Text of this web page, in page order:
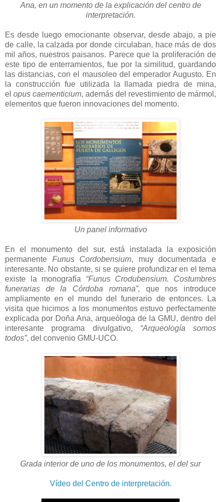
Ana, en un momento de la explicación del centro de
interpretación.
Es desde luego emocionante observar, desde abajo, a pie
de calle, la calzada por donde circulaban, hace más de dos
mil años, nuestros paisanos. Parece que la proliferación de
este tipo de enterramientos, fue por la similitud, guardando
las distancias, con el mausoleo del emperador Augusto. En
la construcción fue utilizada la llamada piedra de mina,
el opus caementicium, además del revestimiento de mármol,
elementos que fueron innovaciones del momento.
Un panel informativo
En el monumento del sur, está instalada la exposición
permanente Funus Cordobensium, muy documentada e
interesante. No obstante, si se quiere profundizar en el tema
existe la monografía “Funus Crodubensium. Costumbres
funerarias de la Córdoba romana”, que nos introduce
ampliamente en el mundo del funerario de entonces. La
visita que hicimos a los monumentos estuvo perfectamente
explicada por Doña Ana, arqueóloga de la GMU, dentro del
interesante programa divulgativo, “Arqueología somos
todos”, del convenio GMU-UCO.
Grada interior de uno de los monumentos, el del sur
Vídeo del Centro de interpretación.